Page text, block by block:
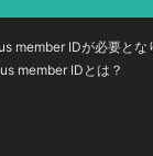
member IDが必要とな
member IDとは？